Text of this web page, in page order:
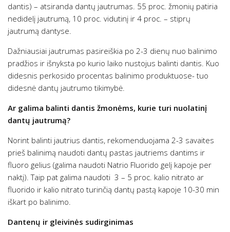
dantis) – atsiranda dantų jautrumas. 55 proc. žmonių patiria
nedidelį jautrumą, 10 proc. vidutinį ir 4 proc. – stiprų
jautrumą dantyse.
Dažniausiai jautrumas pasireiškia po 2-3 dienų nuo balinimo
pradžios ir išnyksta po kurio laiko nustojus balinti dantis. Kuo
didesnis perkosido procentas balinimo produktuose- tuo
didesnė dantų jautrumo tikimybė.
Ar galima balinti dantis žmonėms, kurie turi nuolatinį
dantų jautrumą?
Norint balinti jautrius dantis, rekomenduojama 2-3 savaites
prieš balinimą naudoti dantų pastas jautriems dantims ir
fluoro gelius (galima naudoti Natrio Fluorido gelį kapoje per
naktį). Taip pat galima naudoti 3 – 5 proc. kalio nitrato ar
fluorido ir kalio nitrato turinčią dantų pastą kapoje 10-30 min
iškart po balinimo.
Dantenų ir gleivinės sudirginimas